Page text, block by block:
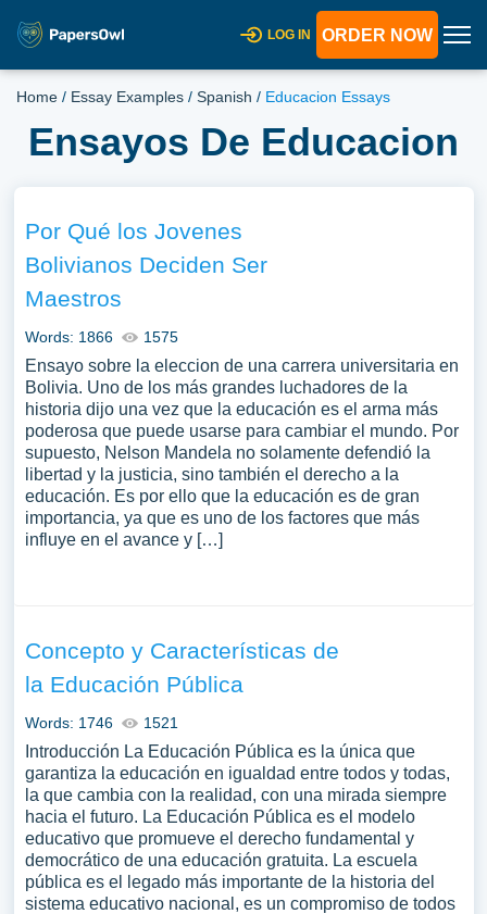
LOG IN ORDER NOW
Home / Essay Examples / Spanish / Educacion Essays
Ensayos De Educacion
Por Qué los Jovenes
Bolivianos Deciden Ser
Maestros
Words: 1866 1575
Ensayo sobre la eleccion de una carrera universitaria en
Bolivia. Uno de los más grandes luchadores de la
historia dijo una vez que la educación es el arma más
poderosa que puede usarse para cambiar el mundo. Por
supuesto, Nelson Mandela no solamente defendió la
libertad y la justicia, sino también el derecho a la
educación. Es por ello que la educación es de gran
importancia, ya que es uno de los factores que más
influye en el avance y […]
Concepto y Características de
la Educación Pública
Words: 1746 1521
Introducción La Educación Pública es la única que
garantiza la educación en igualdad entre todos y todas,
la que cambia con la realidad, con una mirada siempre
hacia el futuro. La Educación Pública es el modelo
educativo que promueve el derecho fundamental y
democrático de una educación gratuita. La escuela
pública es el legado más importante de la historia del
sistema educativo nacional, es un compromiso de todos